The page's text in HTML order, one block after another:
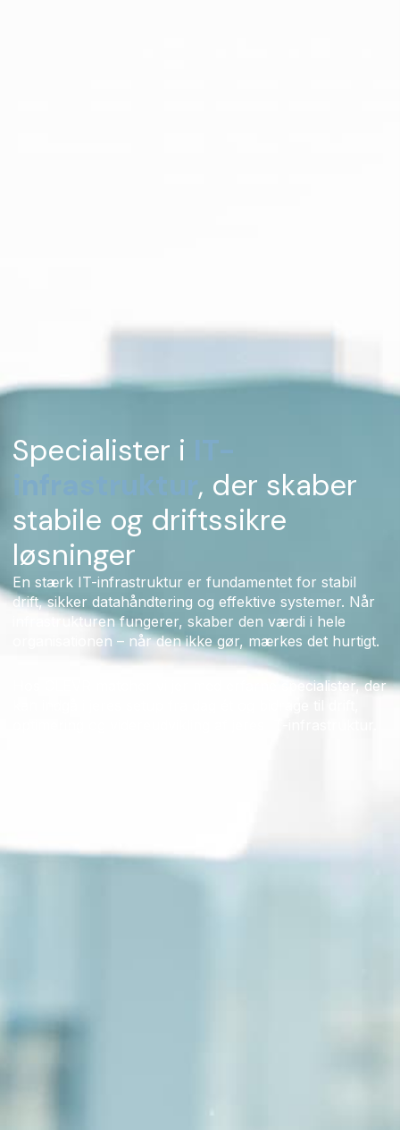
Specialister i
infrastruktur , der skaber
stabile og driftssikre
løsninger
En stærk IT-infrastruktur er fundamentet for stabil
drift, sikker datahåndtering og effektive systemer. Når
infrastrukturen fungerer, skaber den værdi i hele
organisationen – når den ikke gør, mærkes det hurtigt.
Hos CLEVR matcher vi jer med erfarne specialister, der